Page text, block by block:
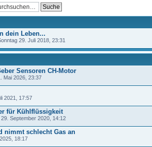
dein Leben...
29. Juli 2018, 23:31
Sensoren CH-Motor
Mai 2026, 23:37
2021, 17:57
für Kühlflüssigkeit
September 2020, 14:12
nimmt schlecht Gas an
18:17